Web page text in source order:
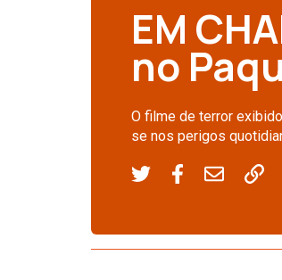
EM
no
O filme de terror
se nos perigos